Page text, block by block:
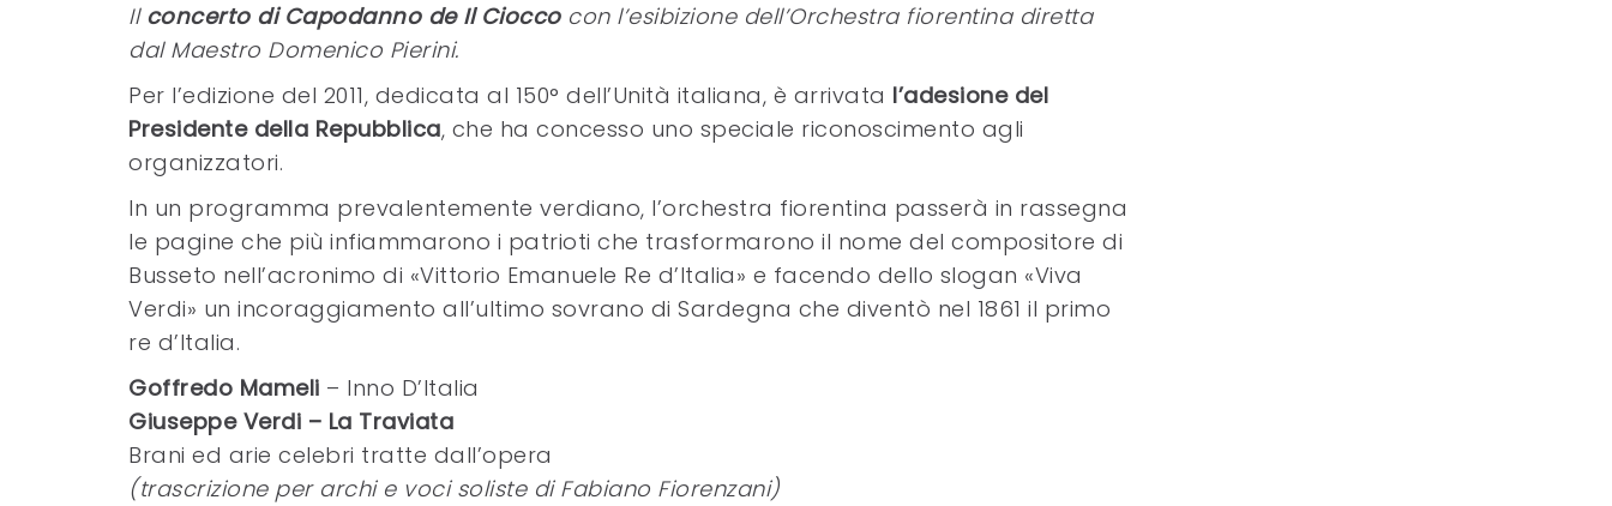
Il concerto di Capodanno de Il Cioccocon l’esibizione dell’Orchestra fiorentina diretta
dal Maestro Domenico Pierini.
Per l’edizione del 2011, dedicata al 150° dell’Unità italiana, è arrivata l’adesione del
Presidente della Repubblica, che ha concesso uno speciale riconoscimento agli
organizzatori.
In un programma prevalentemente verdiano, l’orchestra fiorentina passerà in rassegna
le pagine che più infiammarono i patrioti che trasformarono il nome del compositore di
Busseto nell’acronimo di «Vittorio Emanuele Re d’Italia» e facendo dello slogan «Viva
Verdi» un incoraggiamento all’ultimo sovrano di Sardegna che diventò nel 1861 il primo
re d’Italia.
Goffredo Mameli – Inno D’Italia
Giuseppe Verdi – La Traviata
Brani ed arie celebri tratte dall’opera
(trascrizione per archi e voci soliste di Fabiano Fiorenzani)